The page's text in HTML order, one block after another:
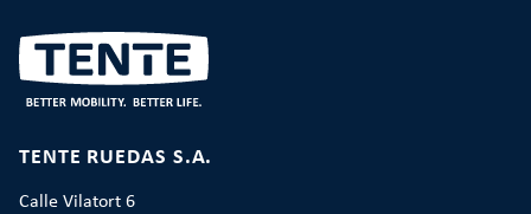
TENTE RUEDAS S.A.
Calle Vilatort 6